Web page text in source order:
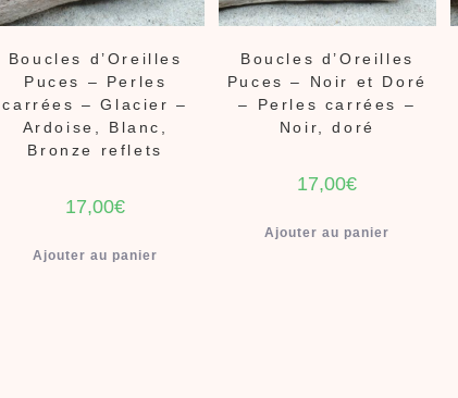
Boucles d’Oreilles
Puces – Perles
carrées – Glacier –
Ardoise, Blanc,
Bronze reflets
17,00€
Ajouter au panier
Boucles d’Oreilles
Puces – Noir et Doré
– Perles carrées –
Noir, doré
17,00€
Ajouter au panier